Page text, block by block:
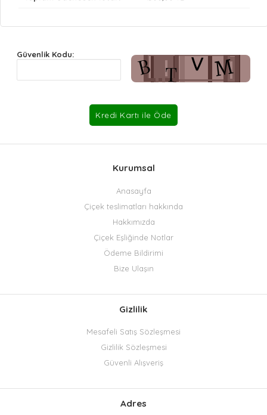
Güvenlik Kodu:
Kurumsal
Anasayfa
Çiçek teslimatları hakkında
Hakkımızda
Çiçek Eşliğinde Notlar
Ödeme Bildirimi
Bize Ulaşın
Gizlilik
Mesafeli Satış Sözleşmesi
Gizlilik Sözleşmesi
Güvenli Alışveriş
Adres